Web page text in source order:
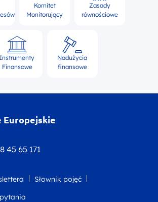
Komitet
Monitorujący
Zasady
równościowe
Instrumenty
Finansowe
Nadużycia
finansowe
Europejskie
45 65 171
Słownik pojęć